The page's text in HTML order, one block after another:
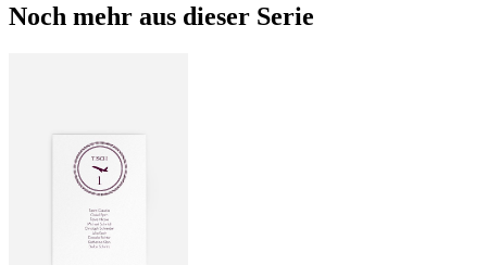
Noch mehr aus dieser Serie